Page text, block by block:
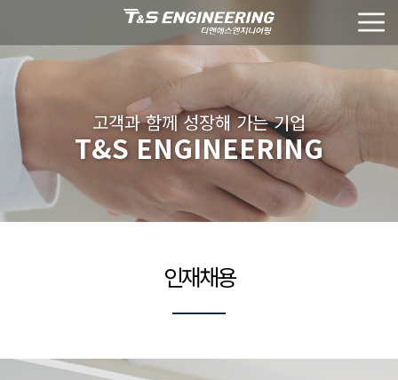
고객과 함께 성장해 가는 기업
T&S ENGINEERING
인재채용